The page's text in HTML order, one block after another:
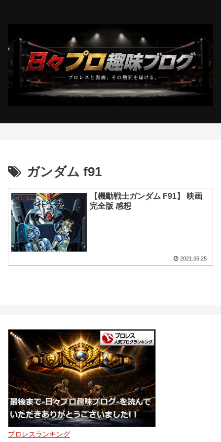
ガンダム f91
ガンダム
【機動戦士ガンダム F91】 映画
完全版 感想
2021.05.25
プロレスランキング